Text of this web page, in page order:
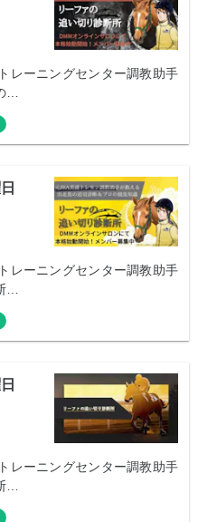
レーニングセンター調教助手
…
レーニングセンター調教助手
…
レーニングセンター調教助手
…